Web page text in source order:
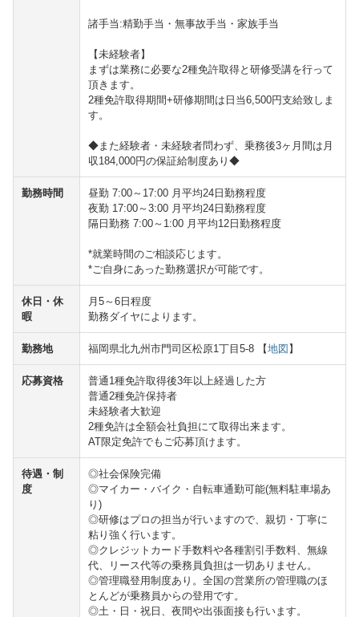
諸手当:精勤手当・無事故手当・家族手当
【未経験者】
まずは業務に必要な2種免許取得と研修受講を行って
頂きます。
2種免許取得期間+研修期間は日当6,500円支給致しま
す。
◆また経験者・未経験者問わず、乗務後3ヶ月間は月
収184,000円の保証給制度あり◆
勤務時間
昼勤 7:00～17:00 月平均24日勤務程度
夜勤 17:00～3:00 月平均24日勤務程度
隔日勤務 7:00～1:00 月平均12日勤務程度
*就業時間のご相談応じます。
*ご自身にあった勤務選択が可能です。
休日・休
暇
月5～6日程度
勤務ダイヤによります。
勤務地 福岡県北九州市門司区松原1丁目5-8 【地図】
応募資格
普通1種免許取得後3年以上経過した方
普通2種免許保持者
未経験者大歓迎
2種免許は全額会社負担にて取得出来ます。
AT限定免許でもご応募頂けます。
待遇・制
度
◎社会保険完備
◎マイカー・バイク・自転車通勤可能(無料駐車場あ
り)
◎研修はプロの担当が行いますので、親切・丁寧に
粘り強く行います。
◎クレジットカード手数料や各種割引手数料、無線
代、リース代等の乗務員負担は一切ありません。
◎管理職登用制度あり。全国の営業所の管理職のほ
とんどが乗務員からの登用です。
◎土・日・祝日、夜間や出張面接も行います。